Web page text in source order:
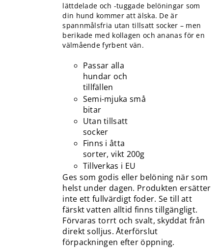
lättdelade och -tuggade belöningar som
din hund kommer att älska. De är
spannmålsfria utan tillsatt socker – men
berikade med kollagen och ananas för en
välmående fyrbent vän.
Passar alla
hundar och
tillfällen
Semi-mjuka små
bitar
Utan tillsatt
socker
Finns i åtta
sorter, vikt 200g
Tillverkas i EU
Ges som godis eller belöning när som
helst under dagen. Produkten ersätter
inte ett fullvärdigt foder. Se till att
färskt vatten alltid finns tillgängligt.
Förvaras torrt och svalt, skyddat från
direkt solljus. Återförslut
förpackningen efter öppning.